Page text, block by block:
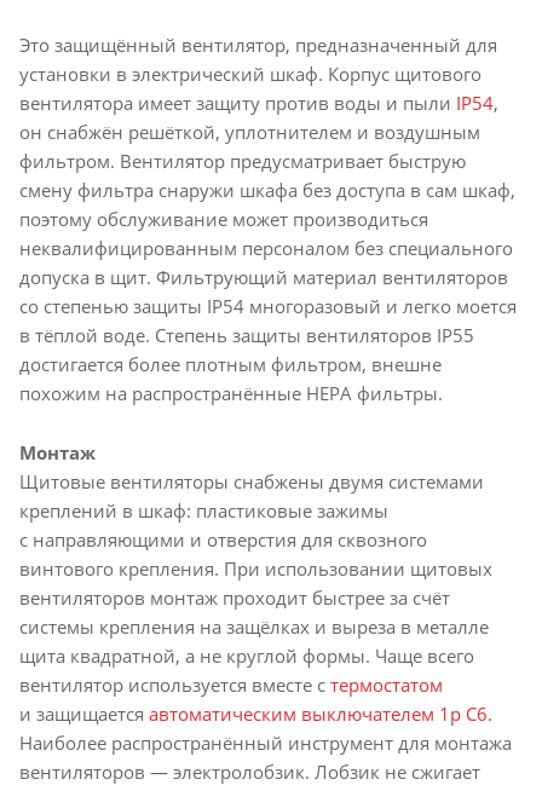
Это защищённый вентилятор, предназначенный для
установки в электрический шкаф. Корпус щитового
вентилятора имеет защиту против воды и пыли IP54,
он снабжён решёткой, уплотнителем и воздушным
фильтром. Вентилятор предусматривает быструю
смену фильтра снаружи шкафа без доступа в сам шкаф,
поэтому обслуживание может производиться
неквалифицированным персоналом без специального
допуска в щит. Фильтрующий материал вентиляторов
со степенью защиты IP54 многоразовый и легко моется
в тёплой воде. Степень защиты вентиляторов IP55
достигается более плотным фильтром, внешне
похожим на распространённые HEPA фильтры.
Монтаж
Щитовые вентиляторы снабжены двумя системами
креплений в шкаф: пластиковые зажимы
с направляющими и отверстия для сквозного
винтового крепления. При использовании щитовых
вентиляторов монтаж проходит быстрее за счёт
системы крепления на защёлках и выреза в металле
щита квадратной, а не круглой формы. Чаще всего
вентилятор используется вместе с термостатом
и защищается автоматическим выключателем 1p C6.
Наиболее распространённый инструмент для монтажа
вентиляторов — электролобзик. Лобзик не сжигает